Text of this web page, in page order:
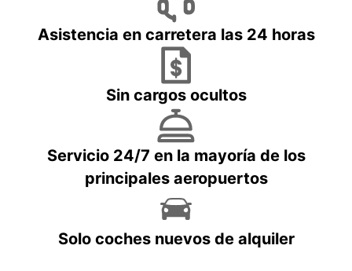
Asistencia en carretera las 24 horas
Sin cargos ocultos
Servicio 24/7 en la mayoría de los
principales aeropuertos
Solo coches nuevos de alquiler